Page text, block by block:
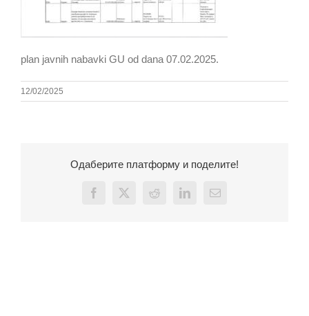
plan javnih nabavki GU od dana 07.02.2025.
12/02/2025
Одаберите платформу и поделите!
Facebook
X Reddit LinkedInEmail